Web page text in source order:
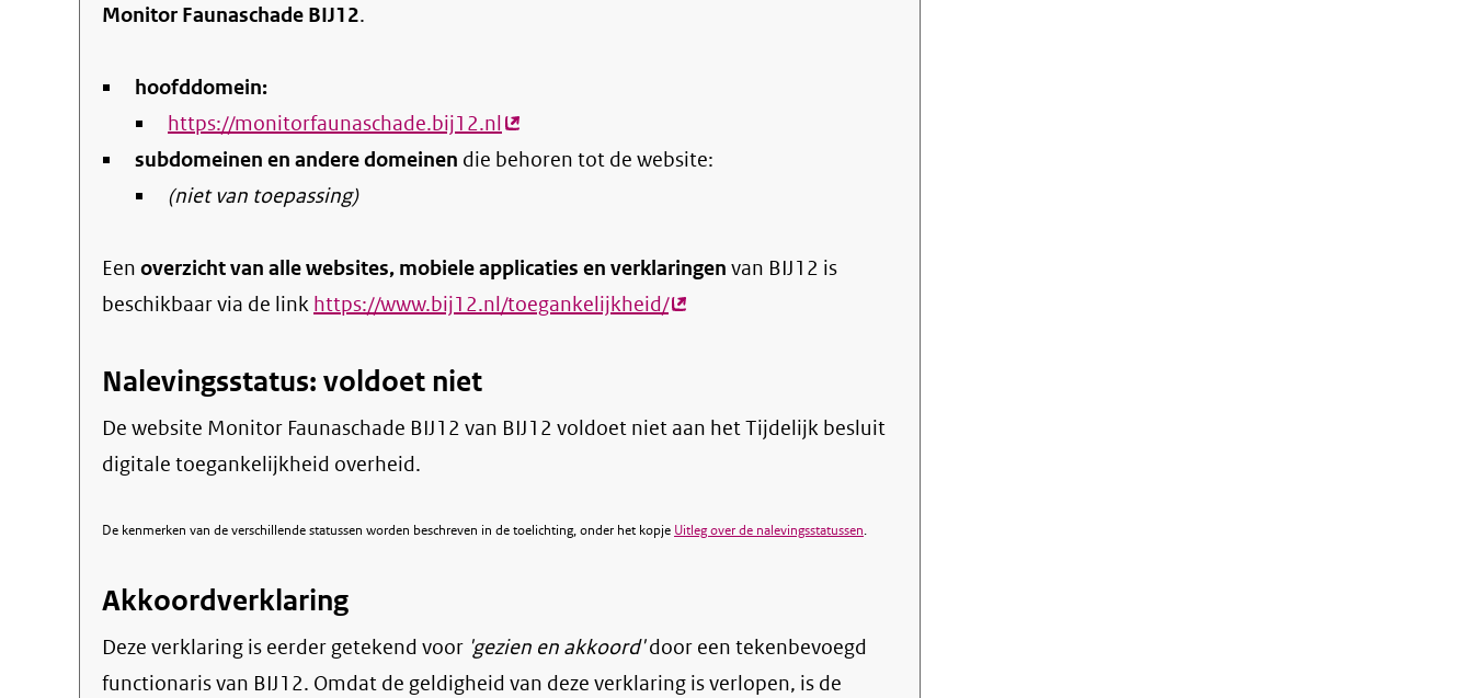
Monitor Faunaschade BIJ12.
hoofddomein:
https://monitorfaunaschade.bij12.nl(externe
link)
subdomeinen en andere domeinen die behoren tot de website:
(niet van toepassing)
Een overzicht van alle websites, mobiele applicaties en verklaringen van BIJ12 is
beschikbaar via de link https://www.bij12.nl/toegankelijkheid/(externe
Nalevingsstatus: voldoet niet
De website Monitor Faunaschade BIJ12 van BIJ12 voldoet niet aan het Tijdelijk besluit
digitale toegankelijkheid overheid.
De kenmerken van de verschillende statussen worden beschreven in de toelichting, onder het kopje Uitleg over de nalevingsstatussen.
Akkoordverklaring
Deze verklaring is eerder getekend voor 'gezien en akkoord'door een tekenbevoegd
functionaris van BIJ12. Omdat de geldigheid van deze verklaring is verlopen, is de